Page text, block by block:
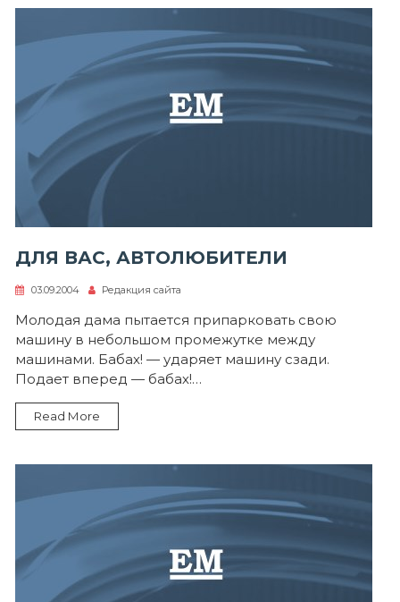
ДЛЯ ВАС, АВТОЛЮБИТЕЛИ
03.09.2004 Редакция сайта
Молодая дама пытается припарковать свою
машину в небольшом промежутке между
машинами. Бабах! — ударяет машину сзади.
Подает вперед — бабах!…
Read More